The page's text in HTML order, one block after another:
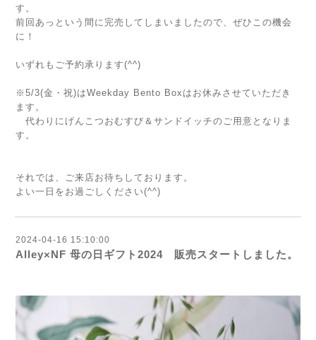
す。
前回あっという間に完売してしまいましたので、ぜひこの機会
に！
いずれもご予約承ります(^^)
※5/3(金・祝)はWeekday Bento Boxはお休みさせていただき
ます。
代わりにげんこつおむすび＆サンドイッチのご用意となりま
す。
それでは、ご来店お待ちしております。
よい一日をお過ごしください(^^)
2024-04-16 15:10:00
Alley×NF 母の日ギフト2024 販売スタートしました。